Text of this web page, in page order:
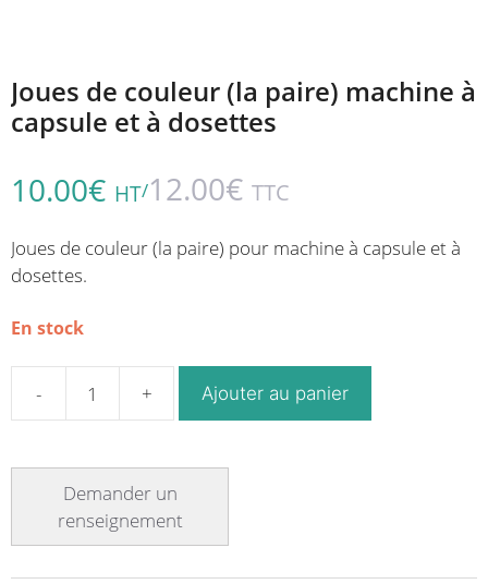
Joues de couleur (la paire) machine à
capsule et à dosettes
10.00€ HT/12.00€ TTC
Joues de couleur (la paire) pour machine à capsule et à
dosettes.
En stock
quantité
de
couleur
(la
Ajouter au panier